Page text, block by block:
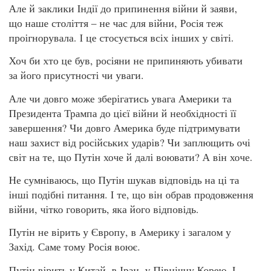
Але й заклики Індії до припинення війни й заяви,
що наше століття – не час для війни, Росія теж
проігнорувала. І це стосується всіх інших у світі.
Хоч би хто це був, росіяни не припиняють убивати
за його присутності чи уваги.
Але чи довго може зберігатись увага Америки та
Президента Трампа до цієї війни й необхідності її
завершення? Чи довго Америка буде підтримувати
наш захист від російських ударів? Чи заплющить очі
світ на те, що Путін хоче й далі воювати? А він хоче.
Не сумніваюсь, що Путін шукав відповідь на ці та
інші подібні питання. І те, що він обрав продовження
війни, чітко говорить, яка його відповідь.
Путін не вірить у Європу, в Америку і загалом у
Захід. Саме тому Росія воює.